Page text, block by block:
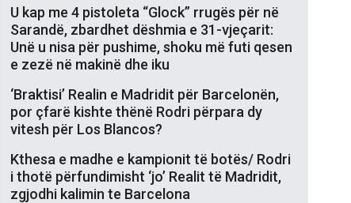
U kap me 4 pistoleta “Glock” rrugës për në
Sarandë, zbardhet dëshmia e 31-vjeçarit:
Unë u nisa për pushime, shoku më futi qesen
e zezë në makinë dhe iku
‘Braktisi’ Realin e Madridit për Barcelonën,
por çfarë kishte thënë Rodri përpara dy
vitesh për Los Blancos?
Kthesa e madhe e kampionit të botës/ Rodri
i thotë përfundimisht ‘jo’ Realit të Madridit,
zgjodhi kalimin te Barcelona